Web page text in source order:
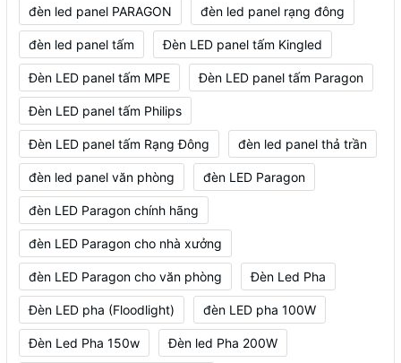
đèn led panel PARAGON đèn led panel rạng đông
đèn led panel tấm Đèn LED panel tấm Kingled
Đèn LED panel tấm MPE Đèn LED panel tấm Paragon
Đèn LED panel tấm Philips
Đèn LED panel tấm Rạng Đông đèn led panel thả trần
đèn led panel văn phòng đèn LED Paragon
đèn LED Paragon chính hãng
đèn LED Paragon cho nhà xưởng
đèn LED Paragon cho văn phòng Đèn Led Pha
Đèn LED pha (Floodlight) đèn LED pha 100W
Đèn Led Pha 150w Đèn led Pha 200W